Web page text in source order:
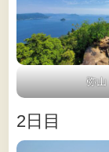
弥山
2日目